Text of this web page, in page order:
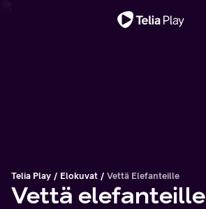
Telia Play Elokuvat Vettä Elefanteille
Vettä elefanteille